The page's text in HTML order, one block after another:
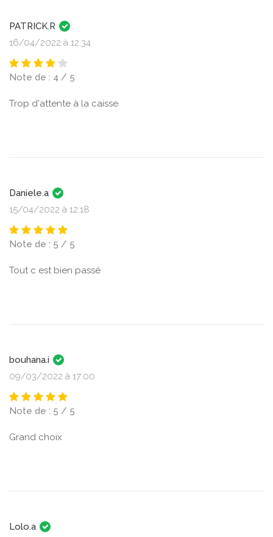
PATRICK.R
16/04/2022 à 12:34
Note de : 4 / 5
Trop d'attente à la caisse
Daniele.a
15/04/2022 à 12:18
Note de : 5 / 5
Tout c est bien passé
bouhana.i
09/03/2022 à 17:00
Note de : 5 / 5
Grand choix
Lolo.a